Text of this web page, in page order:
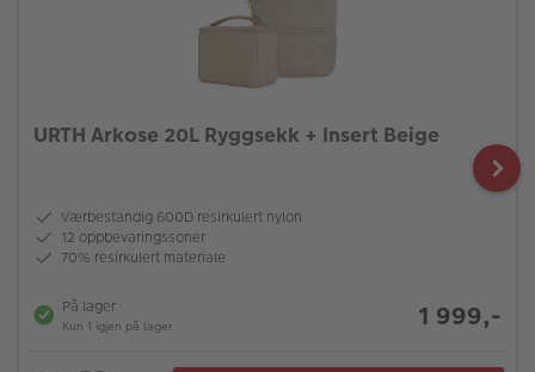
URTH Arkose 20L Ryggsekk + Insert Beige
Værbestandig 600D resirkulert nylon
12 oppbevaringssoner
70% resirkulert materiale
På lager
Kun 1 igjen på lager 1 999,-